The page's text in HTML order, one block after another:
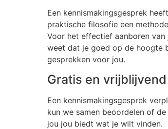
Een kennismakingsgesprek
praktische filosofie een
Voor het effectief aanboren
weet dat je goed op de hoogte
gesprekken voor jou.
Gratis en vrijblijvend
Een kennismakingsgesprek
kun we samen beoordelen of
jou jou biedt wat je wilt vinden.